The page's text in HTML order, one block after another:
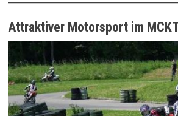
Attraktiver Motorsport im